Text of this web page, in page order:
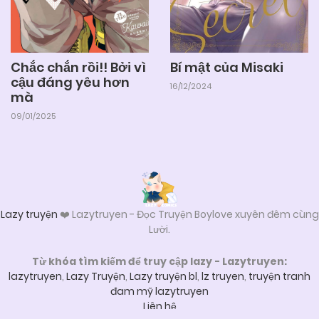
Chắc chắn rồi!! Bởi vì
cậu đáng yêu hơn
mà
09/01/2025
Bí mật của Misaki
16/12/2024
Lazy truyện ❤️ Lazytruyen - Đọc Truyện Boylove xuyên đêm cùng
Lười.
Từ khóa tìm kiếm để truy cập lazy - Lazytruyen:
lazytruyen, Lazy Truyện, Lazy truyện bl, lz truyen, truyện tranh
đam mỹ lazytruyen
Liên hệ